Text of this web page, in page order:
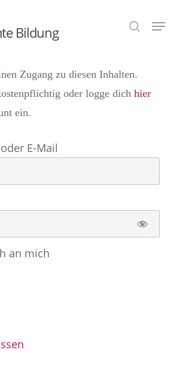
Bildung search
Zugang zu diesen Inhalten.
oder logge dich hier
ein.
E-Mail
an mich